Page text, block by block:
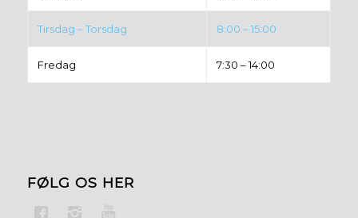
Tirsdag – Torsdag 8:00 – 15:00
Fredag 7:30 – 14:00
FØLG OS HER